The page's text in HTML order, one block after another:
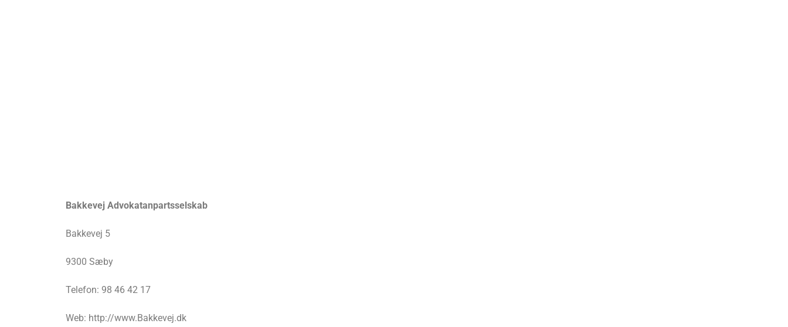
Bakkevej Advokatanpartsselskab
Bakkevej 5
9300 Sæby
Telefon: 98 46 42 17
Web: http://www.Bakkevej.dk